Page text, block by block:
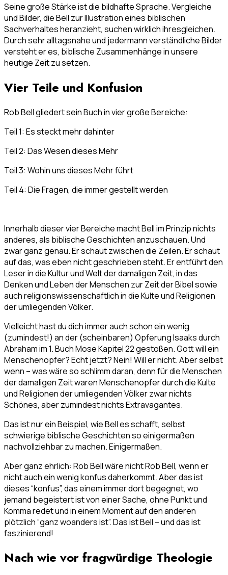
Seine große Stärke ist die bildhafte Sprache. Vergleiche
und Bilder, die Bell zur Illustration eines biblischen
Sachverhaltes heranzieht, suchen wirklich ihresgleichen.
Durch sehr alltagsnahe und jedermann verständliche Bilder
versteht er es, biblische Zusammenhänge in unsere
heutige Zeit zu setzen.
Vier Teile und Konfusion
Rob Bell gliedert sein Buch in vier große Bereiche:
Teil 1: Es steckt mehr dahinter
Teil 2: Das Wesen dieses Mehr
Teil 3: Wohin uns dieses Mehr führt
Teil 4: Die Fragen, die immer gestellt werden
Innerhalb dieser vier Bereiche macht Bell im Prinzip nichts
anderes, als biblische Geschichten anzuschauen. Und
zwar ganz genau. Er schaut zwischen die Zeilen. Er schaut
auf das, was eben nicht geschrieben steht. Er entführt den
Leser in die Kultur und Welt der damaligen Zeit, in das
Denken und Leben der Menschen zur Zeit der Bibel sowie
auch religionswissenschaftlich in die Kulte und Religionen
der umliegenden Völker.
Vielleicht hast du dich immer auch schon ein wenig
(zumindest!) an der (scheinbaren) Opferung Isaaks durch
Abraham im 1. Buch Mose Kapitel 22 gestoßen. Gott will ein
Menschenopfer? Echt jetzt? Nein! Will er nicht. Aber selbst
wenn – was wäre so schlimm daran, denn für die Menschen
der damaligen Zeit waren Menschenopfer durch die Kulte
und Religionen der umliegenden Völker zwar nichts
Schönes, aber zumindest nichts Extravagantes.
Das ist nur ein Beispiel, wie Bell es schafft, selbst
schwierige biblische Geschichten so einigermaßen
nachvollziehbar zu machen. Einigermaßen.
Aber ganz ehrlich: Rob Bell wäre nicht Rob Bell, wenn er
nicht auch ein wenig konfus daherkommt. Aber das ist
dieses “konfus”, das einem immer dort begegnet, wo
jemand begeistert ist von einer Sache, ohne Punkt und
Komma redet und in einem Moment auf den anderen
plötzlich “ganz woanders ist”. Das ist Bell – und das ist
faszinierend!
Nach wie vor fragwürdige Theologie